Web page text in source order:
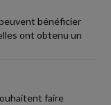
bénéficier
ont obtenu un
faire